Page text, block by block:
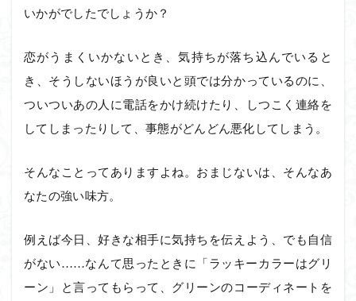
いかがでしたでしょうか？
恋がうまくいかないとき、気持ちが落ち込んでいると
き、そうしないほうが良いと頭では分かっているのに、
ついついあの人に電話をかけ続けたり、しつこく連絡を
してしまったりして、事態がどんどん悪化してしまう。
そんなことってありますよね。おまじないは、そんなあ
なたの強い味方。
例えば今日、好きな相手に気持ちを伝えよう、でも自信
がない……なんて思ったときに「ラッキーカラーはグリ
ーン」と言ってもらって、グリーンのコーディネートを